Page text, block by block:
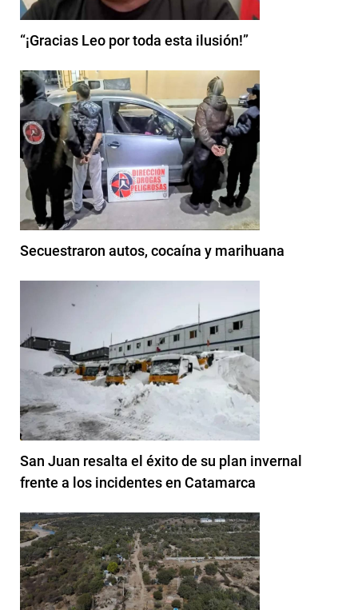
“¡Gracias Leo por toda esta ilusión!”
Secuestraron autos, cocaína y marihuana
San Juan resalta el éxito de su plan invernal
frente a los incidentes en Catamarca